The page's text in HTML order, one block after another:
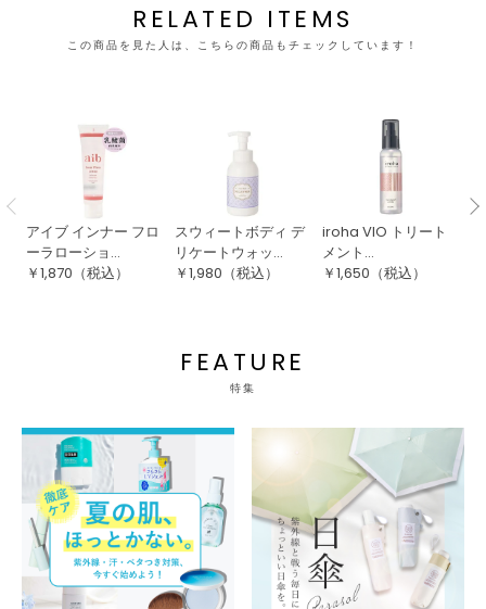
RELATED ITEMS
この商品を見た人は、こちらの商品もチェックしています！
アイブ インナー フロ
ーラローショ...
￥1,870 （税込）
スウィートボディ デ
リケートウォッ...
￥1,980 （税込）
iroha VIO トリート
メント...
￥1,650 （税込）
FEATURE
特集